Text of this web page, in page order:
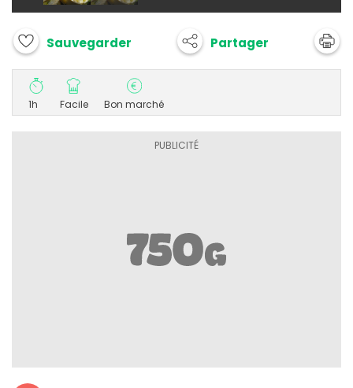
Sauvegarder Partager
1h Facile Bon marché